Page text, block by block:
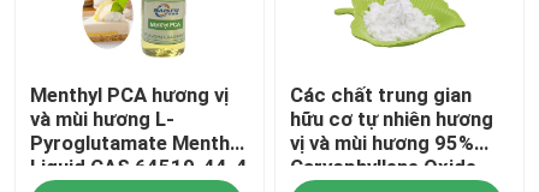
Menthyl PCA hương vị
và mùi hương L-
Pyroglutamate Menthol
Liquid CAS 64519-44-4
Các chất trung gian
hữu cơ tự nhiên hương
vị và mùi hương 95%
Caryophyllene Oxide